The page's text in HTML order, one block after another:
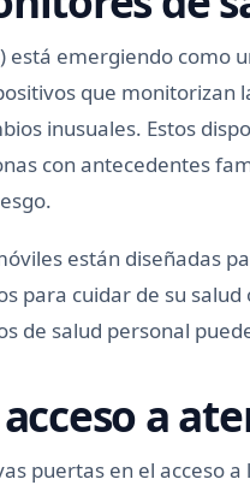
emergiendo como
que monitorizan
inusuales. Estos
con antecedentes
están diseñadas
para cuidar de su
de salud personal
a
puertas en el acceso a